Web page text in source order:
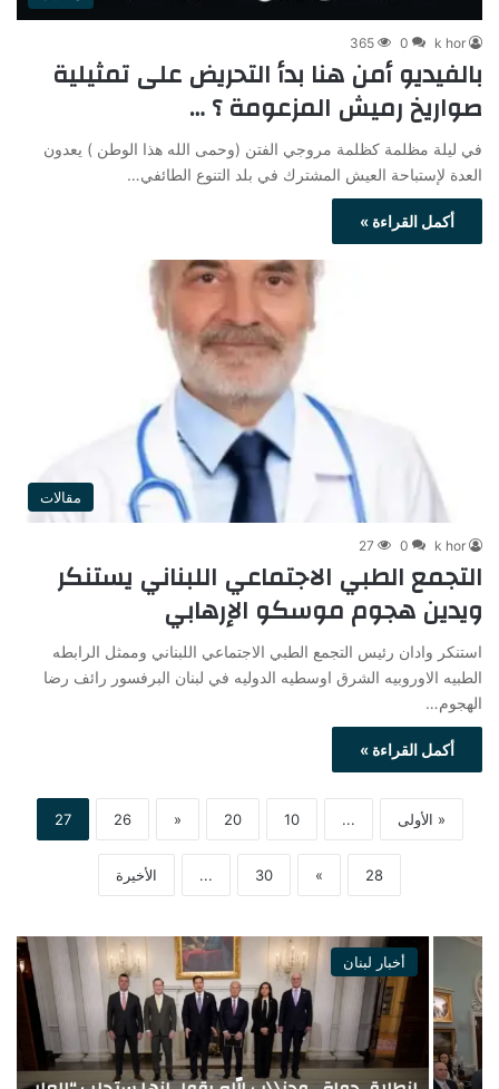
k hor
0
365
بالفيديو أمن هنا بدأ التحريض على تمثيلية
صواريخ رميش المزعومة ؟ …
في ليلة مظلمة كظلمة مروجي الفتن (وحمى الله هذا الوطن ) يعدون
العدة لإستباحة العيش المشترك في بلد التنوع الطائفي…
أكمل القراءة »
مقالات
k hor
0
27
التجمع الطبي الاجتماعي اللبناني يستنكر
ويدين هجوم موسكو الإرهابي
استنكر وادان رئيس التجمع الطبي الاجتماعي اللبناني وممثل الرابطه
الطبيه الاوروبيه الشرق اوسطيه الدوليه في لبنان البرفسور رائف رضا
الهجوم…
أكمل القراءة »
« الأولى ...
10
20
«
26
27
28
»
30
... الأخيرة
أخبار لبنان